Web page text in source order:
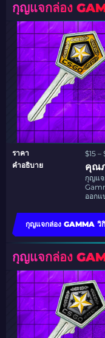
กุญแจกล่อง
ราคา
$15 –
คำอธิบาย
คุณ
กุญแ
ออกแ
กุญแจกล่อง GAMMA วิกิ
กุญแจกล่อง